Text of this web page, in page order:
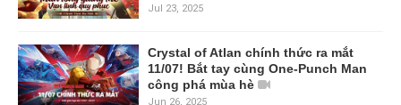
Jul 23, 2025
Crystal of Atlan chính thức ra mắt
11/07! Bắt tay cùng One-Punch Man
công phá mùa hè
Jun 26, 2025